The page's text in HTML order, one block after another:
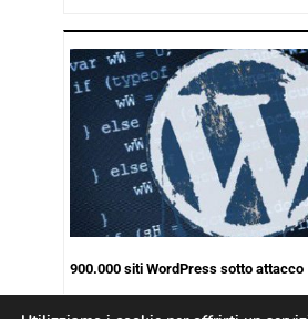
900.000 siti WordPress sotto attacco